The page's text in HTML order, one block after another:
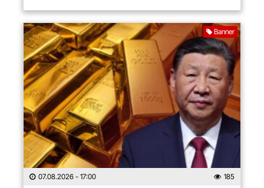
Banner
07.08.2026 - 17:00 185